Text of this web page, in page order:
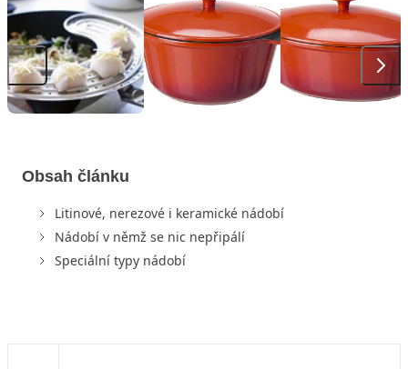
Obsah článku
Litinové, nerezové i keramické nádobí
Nádobí v němž se nic nepřipálí
Speciální typy nádobí